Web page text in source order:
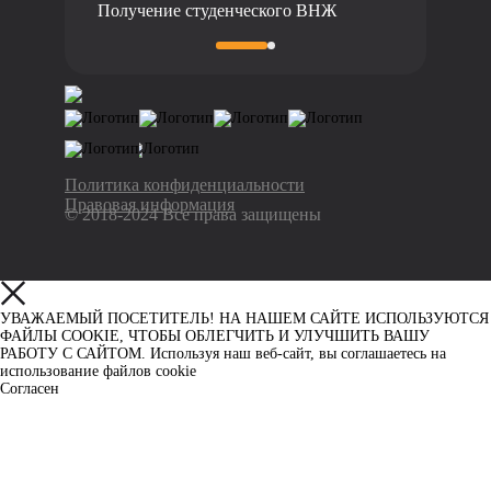
Получение студенческого ВНЖ
Политика конфиденциальности
Правовая информация
© 2018-2024 Все права защищены
УВАЖАЕМЫЙ ПОСЕТИТЕЛЬ! НА НАШЕМ САЙТЕ ИСПОЛЬЗУЮТСЯ
ФАЙЛЫ COOKIE, ЧТОБЫ ОБЛЕГЧИТЬ И УЛУЧШИТЬ ВАШУ
РАБОТУ С САЙТОМ. Используя наш веб-сайт, вы соглашаетесь на
использование файлов cookie
Согласен